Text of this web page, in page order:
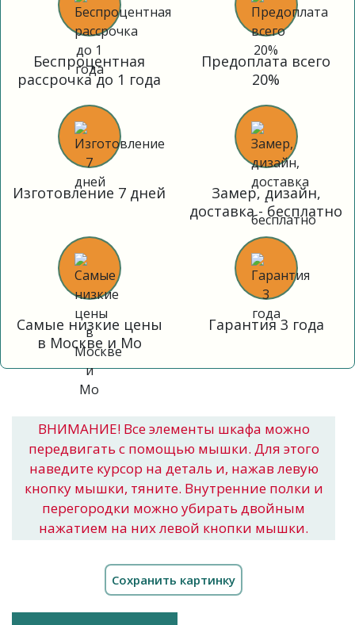
Беспроцентная
рассрочка до 1 года
Предоплата всего
20%
Изготовление 7 дней
Замер, дизайн,
доставка - бесплатно
Самые низкие цены
в Москве и Мо
Гарантия 3 года
ВНИМАНИЕ! Все элементы шкафа можно
передвигать с помощью мышки. Для этого
наведите курсор на деталь и, нажав левую
кнопку мышки, тяните. Внутренние полки и
перегородки можно убирать двойным
нажатием на них левой кнопки мышки.